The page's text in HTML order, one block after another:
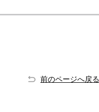
前のページへ戻る